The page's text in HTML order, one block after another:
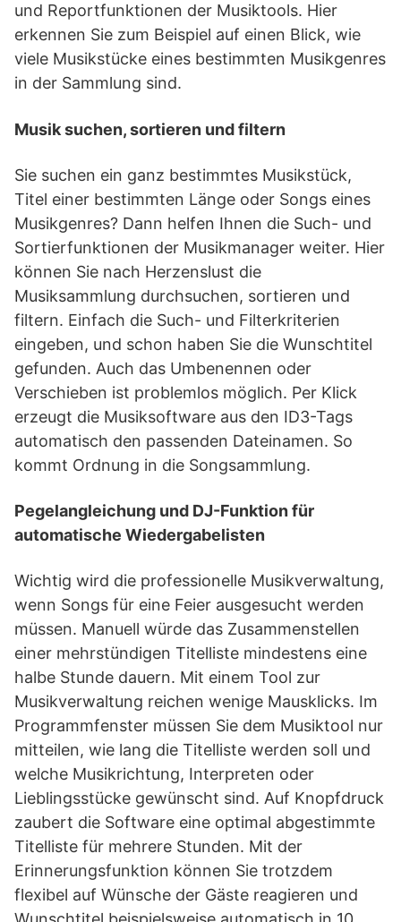
und Reportfunktionen der Musiktools. Hier
erkennen Sie zum Beispiel auf einen Blick, wie
viele Musikstücke eines bestimmten Musikgenres
in der Sammlung sind.
Musik suchen, sortieren und filtern
Sie suchen ein ganz bestimmtes Musikstück,
Titel einer bestimmten Länge oder Songs eines
Musikgenres? Dann helfen Ihnen die Such- und
Sortierfunktionen der Musikmanager weiter. Hier
können Sie nach Herzenslust die
Musiksammlung durchsuchen, sortieren und
filtern. Einfach die Such- und Filterkriterien
eingeben, und schon haben Sie die Wunschtitel
gefunden. Auch das Umbenennen oder
Verschieben ist problemlos möglich. Per Klick
erzeugt die Musiksoftware aus den ID3-Tags
automatisch den passenden Dateinamen. So
kommt Ordnung in die Songsammlung.
Pegelangleichung und DJ-Funktion für
automatische Wiedergabelisten
Wichtig wird die professionelle Musikverwaltung,
wenn Songs für eine Feier ausgesucht werden
müssen. Manuell würde das Zusammenstellen
einer mehrstündigen Titelliste mindestens eine
halbe Stunde dauern. Mit einem Tool zur
Musikverwaltung reichen wenige Mausklicks. Im
Programmfenster müssen Sie dem Musiktool nur
mitteilen, wie lang die Titelliste werden soll und
welche Musikrichtung, Interpreten oder
Lieblingsstücke gewünscht sind. Auf Knopfdruck
zaubert die Software eine optimal abgestimmte
Titelliste für mehrere Stunden. Mit der
Erinnerungsfunktion können Sie trotzdem
flexibel auf Wünsche der Gäste reagieren und